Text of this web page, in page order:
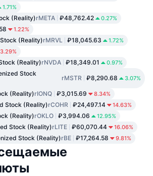
1.71%
(Reality)rMETA ₽48,762.42 0.27%
1.22%
(Reality)rMRVL ₽18,045.63 1.72%
3.29%
(Reality)rNVDA ₽18,349.01 0.97%
Stock
rMSTR ₽8,290.68 3.07%
(Reality)rIONQ ₽3,015.69 8.34%
Stock (Reality)rCOHR ₽24,497.14 14.63%
(Reality)rOKLO ₽3,994.06 12.95%
Stock (Reality)rLITE ₽60,070.44 16.06%
Stock (Reality)rBE ₽17,264.58 9.81%